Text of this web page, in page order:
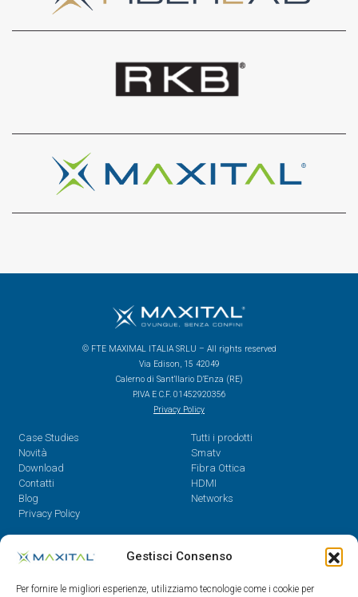
Gestisci Consenso
Per fornire le migliori esperienze, utilizziamo tecnologie come i cookie per
© FTE MAXIMAL ITALIA SRLU – All rights reserved
Via Edison, 15 42049
Calerno di Sant’Ilario D’Enza (RE)
P.IVA E C.F. 01452920356
Privacy Policy
Case Studies
Novità
Download
Contatti
Blog
Privacy Policy
Tutti i prodotti
Smatv
Fibra Ottica
HDMI
Networks
Contatti